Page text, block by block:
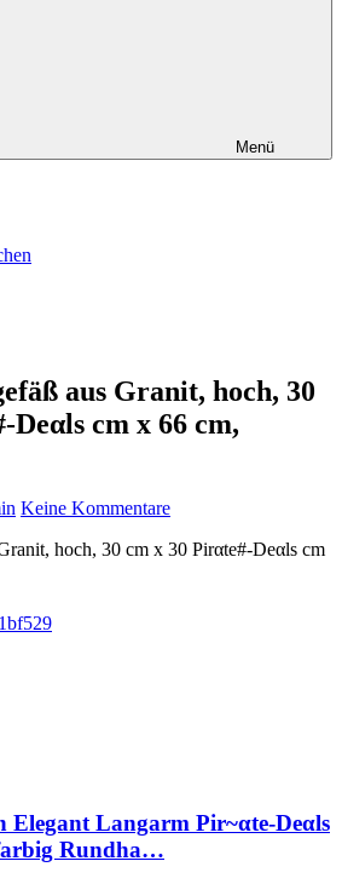
Menü
aus Granit, hoch, 30
Dеαls cm x 66 cm,
Keine Kommentare
hoch, 30 cm x 30 Pirαtе#-Dеαls cm
Elegant Langarm Pir~αtе-Dеαls
Rundha…